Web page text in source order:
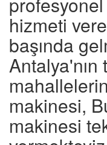
hizmeti
başında
makinesi,
makinesi